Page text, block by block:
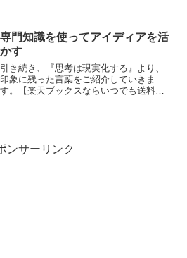
は、成功の原則を活用する...
専門知識を使ってアイディアを活
かす
引き続き、『思考は現実化する』より、
印象に残った言葉をご紹介していきま
す。【楽天ブックスならいつでも送料無
ンサーリンク